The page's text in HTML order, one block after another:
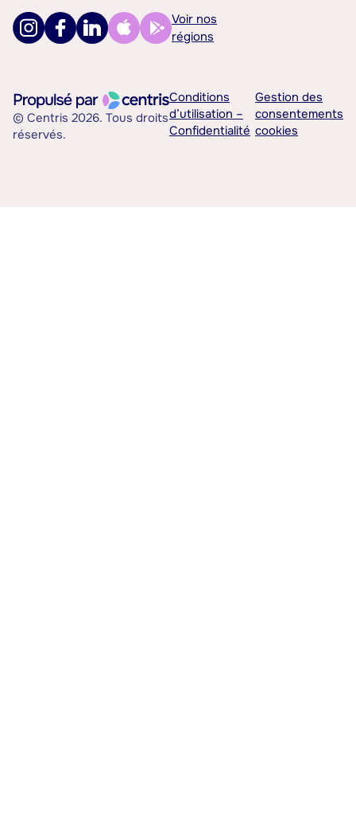
Voir nos
régions
© Centris 2026. Tous droits
réservés.
Conditions
d’utilisation –
Confidentialité
Gestion des
consentements
cookies